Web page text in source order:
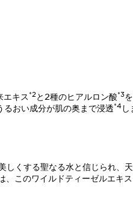
エキス *2と2種のヒアルロン酸*3
るおい成分が肌の奥まで浸透*4
しくする聖なる水と信じられ、
、このワイルドティーゼルエキ